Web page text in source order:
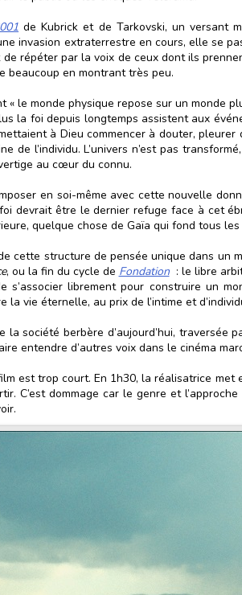
de Kubrick et de Tarkovski, un versant
invasion extraterrestre en cours, elle se
répéter par la voix de ceux dont ils
beaucoup en montrant très peu.
« le monde physique repose sur un monde
la foi depuis longtemps assistent aux
à Dieu commencer à douter,
de l’individu. L’univers n’est pas
au cœur du connu.
en soi-même avec cette nouvelle
devrait être le dernier refuge face à cet
quelque chose de Gaïa qui fond tous
cette structure de pensée unique dans
, ou la fin du cycle de Fondation: le libre
s’associer librement pour construire un
vie éternelle, au prix de l’intime et
société berbère d’aujourd’hui, traversée
entendre d’autres voix dans le cinéma
est trop court. En 1h30, la réalisatrice
C’est dommage car le genre et